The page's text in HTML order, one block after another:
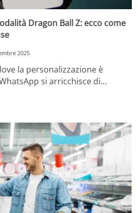
Dragon Ball Z: ecco come
2025
la personalizzazione è
si arricchisce di…